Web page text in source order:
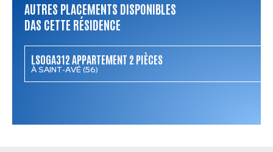
AUTRES PLACEMENTS DISPONIBLES
DAS CETTE RÉSIDENCE
LSOGA312 APPARTEMENT 2 PIÈCES
À SAINT-AVÉ (56)